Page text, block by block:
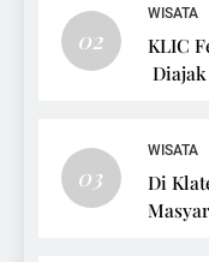
02
WISATA
KLIC
03
WISATA
Di